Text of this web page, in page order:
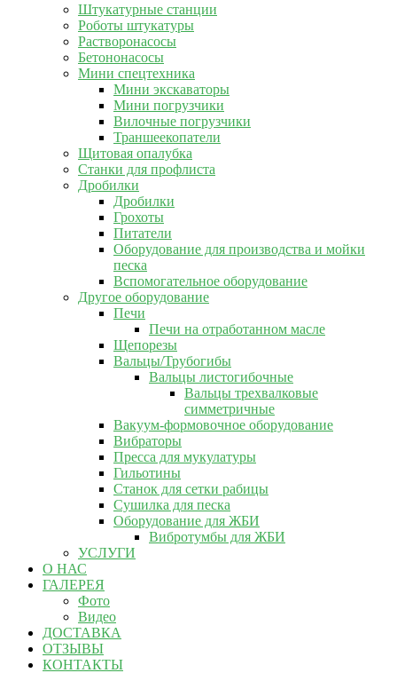
Штукатурные станции
Роботы штукатуры
Растворонасосы
Бетононасосы
Мини спецтехника
Мини экскаваторы
Мини погрузчики
Вилочные погрузчики
Траншеекопатели
Щитовая опалубка
Станки для профлиста
Дробилки
Дробилки
Грохоты
Питатели
Оборудование для производства и мойки
песка
Вспомогательное оборудование
Другое оборудование
Печи
Печи на отработанном масле
Щепорезы
Вальцы/Трубогибы
Вальцы листогибочные
Вальцы трехвалковые
симметричные
Вакуум-формовочное оборудование
Вибраторы
Пресса для мукулатуры
Гильотины
Станок для сетки рабицы
Сушилка для песка
Оборудование для ЖБИ
Вибротумбы для ЖБИ
УСЛУГИ
О НАС
ГАЛЕРЕЯ
Фото
Видео
ДОСТАВКА
ОТЗЫВЫ
КОНТАКТЫ